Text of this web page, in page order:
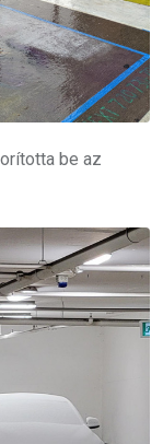
be az